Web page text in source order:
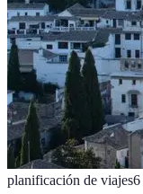
planificación de viajes6